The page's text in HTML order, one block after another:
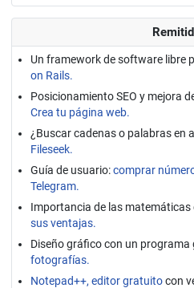
Un framework de software libre
on Rails.
Posicionamiento SEO y mejora
Crea tu página web.
¿Buscar cadenas o palabras en
Fileseek.
Guía de usuario:comprar
Telegram.
Importancia de las matemáticas
sus ventajas.
Diseño gráfico con un programa
fotografías.
Notepad++, editor gratuitocon